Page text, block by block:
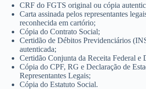
CRF do FGTS original ou cópia
Carta assinada pelos representantes
reconhecida em cartório;
Cópia do Contrato Social;
Certidão de Débitos Previdenciários
autenticada;
Certidão Conjunta da Receita Federal
Cópia do CPF, RG e Declaração de
Representantes Legais;
Cópia do Estatuto Social.